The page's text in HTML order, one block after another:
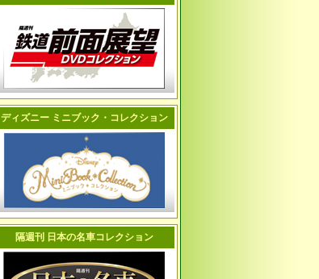
ディズニー ミニブック・コレクション
隔週刊 日本の名車コレクション